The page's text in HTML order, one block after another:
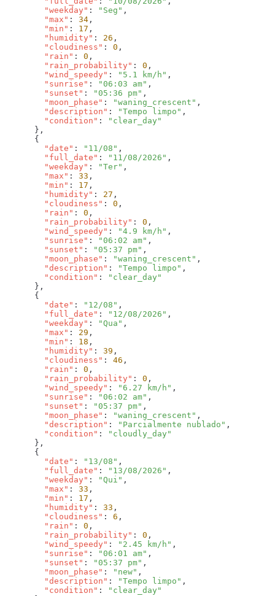
        "weekday"
: "Seg"
        "max"
: 34
        "min"
: 17
        "humidity"
: 26
        "cloudiness"
: 0
        "rain"
: 0
        "rain_probability"
: 0
        "wind_speedy"
: "5.1 km/h"
        "sunrise"
: "06:03 am"
        "sunset"
: "05:36 pm"
        "moon_phase"
: "waning_crescent"
        "description"
: "Tempo limpo"
        "condition"
:
        "date"
: "11/08"
        "full_date"
: "11/08/2026"
        "weekday"
: "Ter"
        "max"
: 33
        "min"
: 17
        "humidity"
: 27
        "cloudiness"
: 0
        "rain"
: 0
        "rain_probability"
: 0
        "wind_speedy"
: "4.9 km/h"
        "sunrise"
: "06:02 am"
        "sunset"
: "05:37 pm"
        "moon_phase"
: "waning_crescent"
        "description"
: "Tempo limpo"
        "condition"
:
        "date"
: "12/08"
        "full_date"
: "12/08/2026"
        "weekday"
: "Qua"
        "max"
: 29
        "min"
: 18
        "humidity"
: 39
        "cloudiness"
: 46
        "rain"
: 0
        "rain_probability"
: 0
        "wind_speedy"
: "6.27 km/h"
        "sunrise"
: "06:02 am"
        "sunset"
: "05:37 pm"
        "moon_phase"
: "waning_crescent"
        "description"
: "Parcialmente nublado"
        "condition"
:
        "date"
: "13/08"
        "full_date"
: "13/08/2026"
        "weekday"
: "Qui"
        "max"
: 33
        "min"
: 17
        "humidity"
: 33
        "cloudiness"
: 6
        "rain"
: 0
        "rain_probability"
: 0
        "wind_speedy"
: "2.45 km/h"
        "sunrise"
: "06:01 am"
        "sunset"
: "05:37 pm"
        "moon_phase"
: "new"
        "description"
: "Tempo limpo"
        "condition"
: